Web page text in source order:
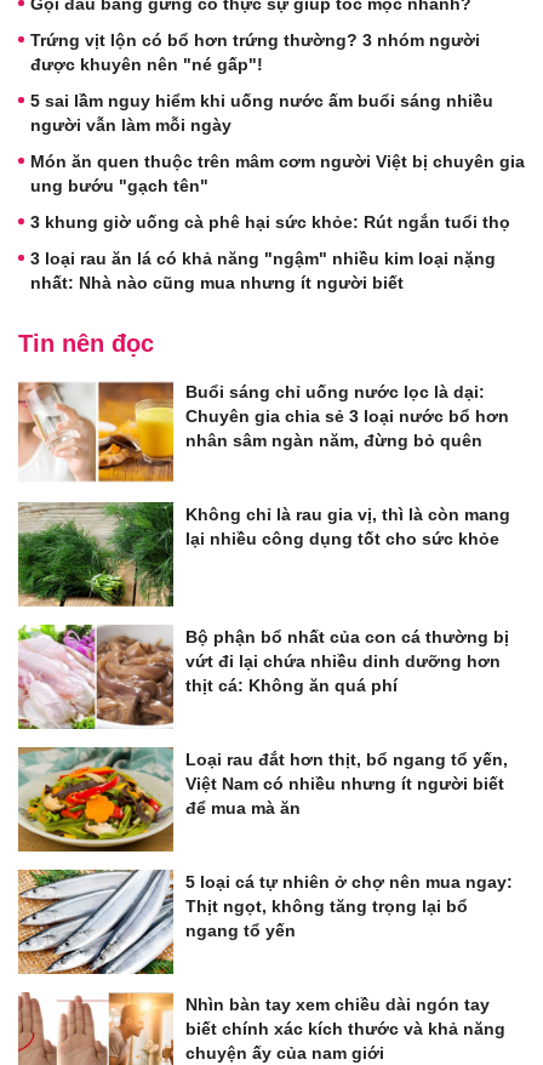
Gội đầu bằng gừng có thực sự giúp tóc mọc nhanh?
Trứng vịt lộn có bổ hơn trứng thường? 3 nhóm người
được khuyên nên "né gấp"!
5 sai lầm nguy hiểm khi uống nước ấm buổi sáng nhiều
người vẫn làm mỗi ngày
Món ăn quen thuộc trên mâm cơm người Việt bị chuyên gia
ung bướu "gạch tên"
3 khung giờ uống cà phê hại sức khỏe: Rút ngắn tuổi thọ
3 loại rau ăn lá có khả năng "ngậm" nhiều kim loại nặng
nhất: Nhà nào cũng mua nhưng ít người biết
Tin nên đọc
Buổi sáng chỉ uống nước lọc là dại:
Chuyên gia chia sẻ 3 loại nước bổ hơn
nhân sâm ngàn năm, đừng bỏ quên
Không chỉ là rau gia vị, thì là còn mang
lại nhiều công dụng tốt cho sức khỏe
Bộ phận bổ nhất của con cá thường bị
vứt đi lại chứa nhiều dinh dưỡng hơn
thịt cá: Không ăn quá phí
Loại rau đắt hơn thịt, bổ ngang tổ yến,
Việt Nam có nhiều nhưng ít người biết
để mua mà ăn
5 loại cá tự nhiên ở chợ nên mua ngay:
Thịt ngọt, không tăng trọng lại bổ
ngang tổ yến
Nhìn bàn tay xem chiều dài ngón tay
biết chính xác kích thước và khả năng
chuyện ấy của nam giới